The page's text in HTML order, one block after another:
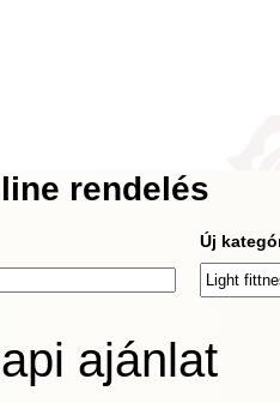
rendelés
Új
ajánlat